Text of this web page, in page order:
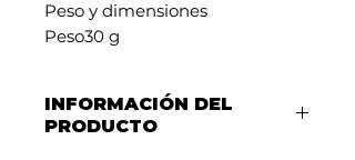
Peso y dimensiones
Peso30 g
INFORMACIÓN DEL
PRODUCTO